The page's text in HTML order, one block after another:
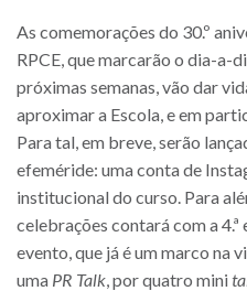
As comemorações do 30.º
RPCE, que marcarão o dia-a-
próximas semanas, vão dar
aproximar a Escola, e em
Para tal, em breve, serão
efeméride: uma conta de
institucional do curso. Para
celebrações contará com a 4.ª
evento, que já é um marco na
uma PR Talk, por quatro mini